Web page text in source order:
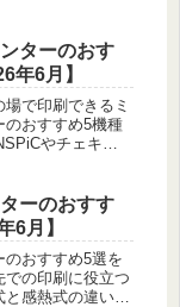
ターのおす
年6月】
で印刷できるミ
のおすすめ5機種
やチェキ、
ーのおすす
6月】
のおすすめ5選を
での印刷に役立つ
感熱式の違い、